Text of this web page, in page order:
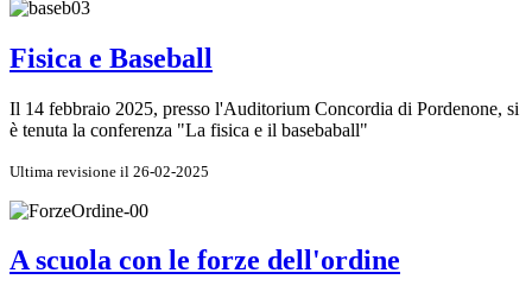
Fisica e Baseball
Il 14 febbraio 2025, presso l'Auditorium Concordia di Pordenone, si
è tenuta la conferenza "La fisica e il basebaball"
Ultima revisione il 26-02-2025
A scuola con le forze dell'ordine